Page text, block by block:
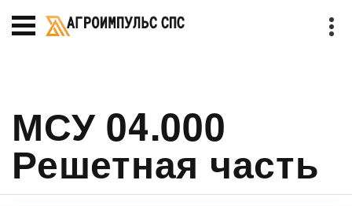
МСУ 04.000
Решетная часть